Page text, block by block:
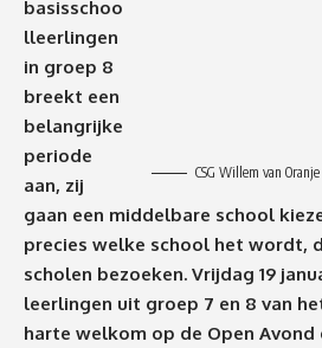
CSG Willem van Oranje
basisschoo
lleerlingen
in groep 8
breekt een
belangrijke
periode
aan, zij
gaan een middelbare school
precies welke school het wordt,
scholen bezoeken. Vrijdag 19
leerlingen uit groep 7 en 8 van
harte welkom op de Open